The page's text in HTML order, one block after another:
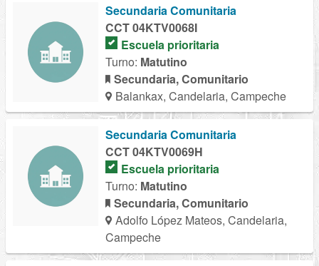
Secundaria Comunitaria
CCT 04KTV0068I
Escuela prioritaria
Turno: Matutino
Secundaria, Comunitario
Balankax, Candelaria, Campeche
Secundaria Comunitaria
CCT 04KTV0069H
Escuela prioritaria
Turno: Matutino
Secundaria, Comunitario
Adolfo López Mateos, Candelaria,
Campeche